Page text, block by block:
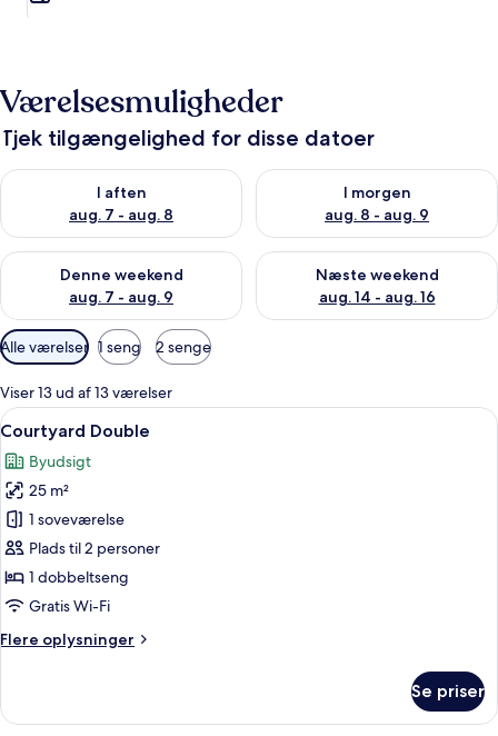
Værelsesmuligheder
Tjek tilgængelighed for disse datoer
I aften
aug. 7 - aug. 8
Tjek tilgængelighed for i aften aug. 7 - aug. 8
I morgen
aug. 8 - aug. 9
Tjek tilgængelighed for i
Denne weekend
aug. 7 - aug. 9
Tjek tilgængelighed for denne weekend aug. 7 - aug. 9
Næste weekend
aug. 14 - aug. 16
Tjek tilgængelighed for næste
Tilgængelige
filtre
for
værelser
Alle værelser 1 seng 2 senge
Viser 13 ud af 13 værelser
Indlæs
alle
billeder
af
Courtyard
Double
Et moderne hotelværelse med seng,
1
Courtyard Double
Byudsigt
25 m²
1 soveværelse
Plads til 2 personer
1 dobbeltseng
Gratis Wi-Fi
Flere oplysninger
Flere
Double
Se priser